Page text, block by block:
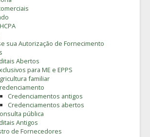
sua Autorização de Fornecimento
Abertos
para ME e EPPS
familiar
Credenciamentos antigos
Credenciamentos abertos
pública
Antigos
de Fornecedores